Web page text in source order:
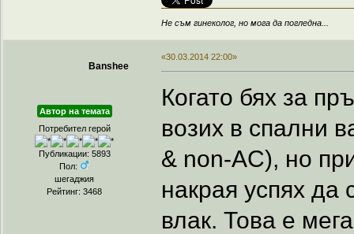
Не съм гинеколог, но мога да погледна...
Banshee
Автор на темата
Потребител герой
Публикации: 5893
Пол:
шегаджия
Рейтинг: 3468
«30.03.2014 22:00»
Когато бях за
возих в спални
& non-AC), но
накрая успях
влак. Това е